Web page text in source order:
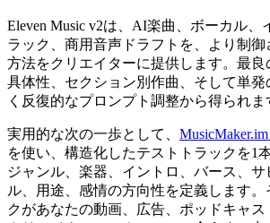
Eleven Music v2は、AI楽曲、ボーカル、
ラック、商用音声ドラフトを、より制御
方法をクリエイターに提供します。最
具体性、セクション別作曲、そして単
く反復的なプロンプト調整から得られま
実用的な次の一歩として、
を使い、構造化したテストトラックを1
ジャンル、楽器、イントロ、バース、サ
ル、用途、感情の方向性を定義します
クがあなたの動画、広告、ポッドキャ